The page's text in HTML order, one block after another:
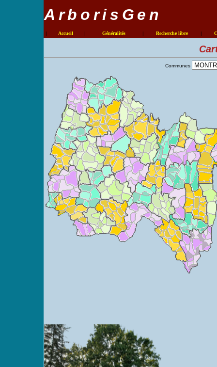
ArborisGen
| Accueil | Généralités | Recherche libre |
Communes